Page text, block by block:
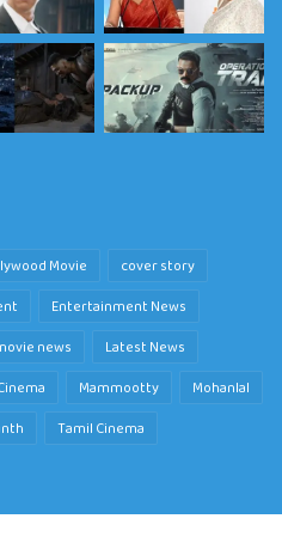
Movie
cover story
Entertainment News
news
Latest News
Mammootty
Mohanlal
Tamil Cinema